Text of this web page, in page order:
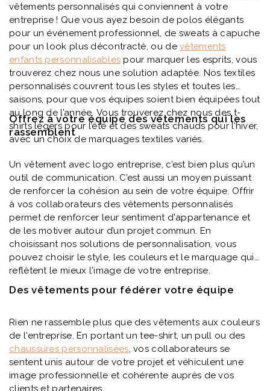
vêtements personnalisés qui conviennent à votre
entreprise ! Que vous ayez besoin de polos élégants
pour un événement professionnel, de sweats à capuche
pour un look plus décontracté, ou devêtements
enfants personnalisables pour marquer les esprits, vous
trouverez chez nous une solution adaptée. Nos textiles
personnalisés couvrent tous les styles et toutes les
saisons, pour que vos équipes soient bien équipées tout
au long de l’année. Vous trouverez chez nous des t-
shirts légers pour l’été et des sweats chauds pour l’hiver,
avec un choix de marquages textiles variés.
Offrez à votre équipe des vêtements qui les
rassemblent
Un vêtement avec logo entreprise, c’est bien plus qu’un
outil de communication. C’est aussi un moyen puissant
de renforcer la cohésion au sein de votre équipe. Offrir
à vos collaborateurs des vêtements personnalisés
permet de renforcer leur sentiment d'appartenance et
de les motiver autour d’un projet commun. En
choisissant nos solutions de personnalisation, vous
pouvez choisir le style, les couleurs et le marquage qui
reflètent le mieux l'image de votre entreprise.
Des vêtements pour fédérer votre équipe
Rien ne rassemble plus que des vêtements aux couleurs
de l'entreprise. En portant un tee-shirt, un pull ou des
chaussures personnalisées, vos collaborateurs se
sentent unis autour de votre projet et véhiculent une
image professionnelle et cohérente auprès de vos
clients et partenaires.